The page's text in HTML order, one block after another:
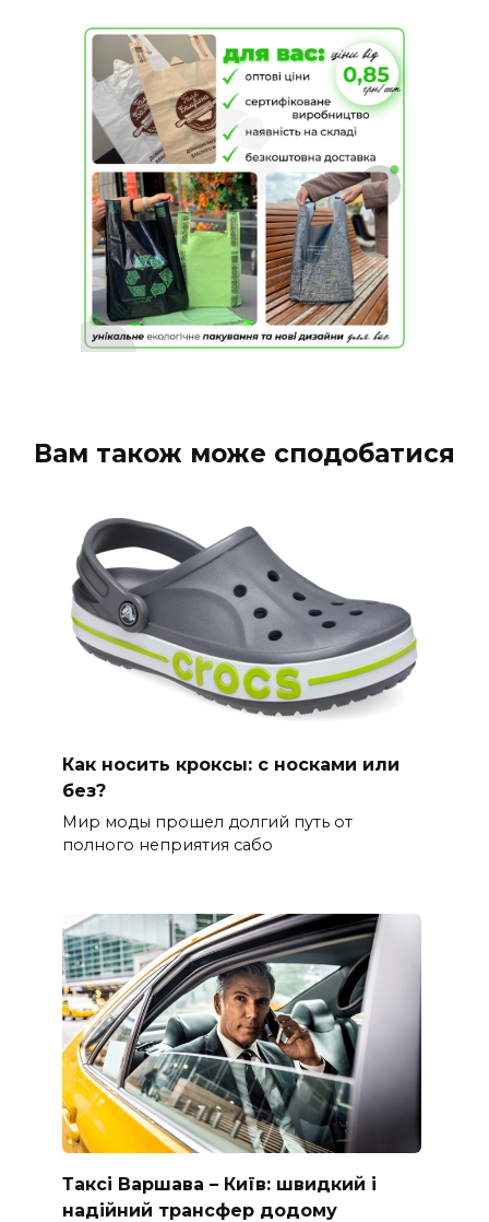
Вам також може сподобатися
Как носить кроксы: с носками или
без?
Мир моды прошел долгий путь от
полного неприятия сабо
Таксі Варшава – Київ: швидкий і
надійний трансфер додому